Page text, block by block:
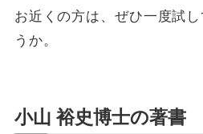
お近くの方は、ぜひ一度試
うか。
小山 裕史博士の著書